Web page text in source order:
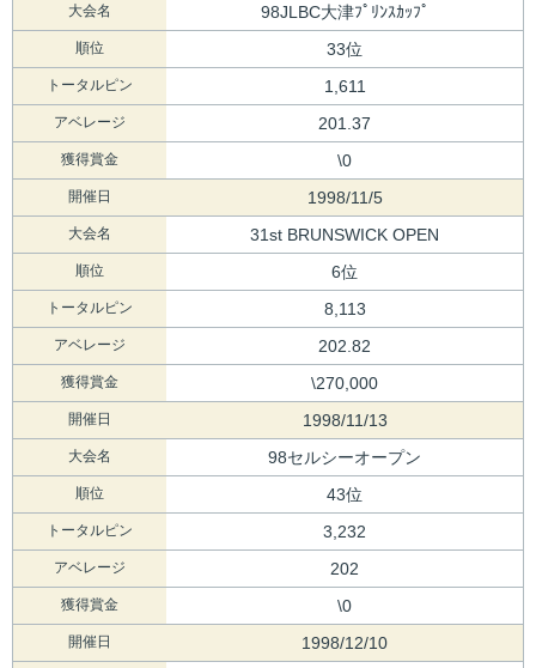
大会名 98JLBC大津ﾌﾟﾘﾝｽｶｯﾌﾟ
順位 33位
トータルピン 1,611
アベレージ 201.37
獲得賞金 \0
開催日 1998/11/5
大会名 31st BRUNSWICK OPEN
順位 6位
トータルピン 8,113
アベレージ 202.82
獲得賞金 \270,000
開催日 1998/11/13
大会名 98セルシーオープン
順位 43位
トータルピン 3,232
アベレージ 202
獲得賞金 \0
開催日 1998/12/10